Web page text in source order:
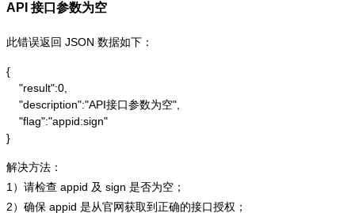
API 接口参数为空
此错误返回 JSON 数据如下：
{
    "result":0,
    "description":"API接口参数为空",
    "flag":"appid:sign"
}
解决方法：
1）请检查 appid 及 sign 是否为空；
2）确保 appid 是从官网获取到正确的接口授权；